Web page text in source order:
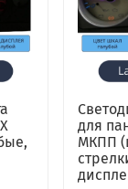
для
МКПП